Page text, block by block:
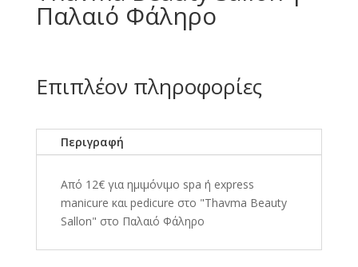
Παλαιό Φάληρο
Επιπλέον πληροφορίες
Περιγραφή
Από 12€ για ημιμόνιμο spa ή express
manicure και pedicure στο "Thavma Beauty
Sallon" στο Παλαιό Φάληρο